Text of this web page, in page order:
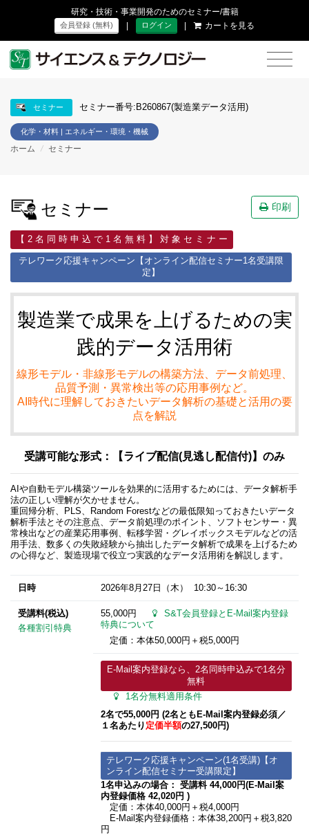
研究・技術・事業開発のためのセミナー/書籍
会員登録 (無料) | ログイン | カートを見る
セミナー セミナー番号:B260867(製造業データ活用)
化学・材料 | エネルギー・環境・機械
ホーム / セミナー
セミナー 印刷
【 2 名 同 時 申 込 で 1 名 無 料 】 対 象 セ ミ ナ ー
テレワーク応援キャンペーン【オンライン配信セミナー1名受講限
定】
製造業で成果を上げるための実
践的データ活用術
線形モデル・非線形モデルの構築方法、データ前処理、
品質予測・異常検出等の応用事例など。
AI時代に理解しておきたいデータ解析の基礎と活用の要
点を解説
受講可能な形式：【ライブ配信(見逃し配信付)】のみ
AIや自動モデル構築ツールを効果的に活用するためには、データ解析手
法の正しい理解が欠かせません。
重回帰分析、PLS、Random Forestなどの最低限知っておきたいデータ
解析手法とその注意点、データ前処理のポイント、ソフトセンサー・異
常検出などの産業応用事例、転移学習・グレイボックスモデルなどの活
用手法、数多くの失敗経験から抽出したデータ解析で成果を上げるため
の心得など、製造現場で役立つ実践的なデータ活用術を解説します。
日時 2026年8月27日 （木） 10:30～16:30
受講料(税込)
各種割引特典
55,000円
S&T会員登録とE-Mail案内登録
特典について
定価：本体50,000円＋税5,000円
E-Mail案内登録なら、2名同時申込みで1名分
無料
1名分無料適用条件
2名で55,000円 (2名ともE-Mail案内登録必須​／
１名あたり 定価半額の27,500円)
テレワーク応援キャンペーン(1名受講)【オ
ンライン配信セミナー受講限定】
1名申込みの場合： 受講料 44,000円(E-Mail案
内登録価格 42,020円 )
定価：本体40,000円＋税4,000円
E-Mail案内登録価格：本体38,200円＋税3,820
円